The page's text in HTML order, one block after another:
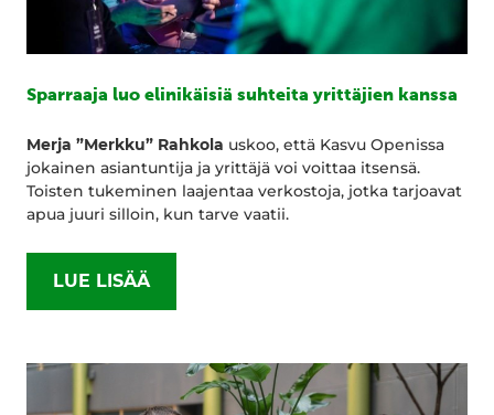
Sparraaja luo elinikäisiä suhteita yrittäjien kanssa
Merja ”Merkku” Rahkola uskoo, että Kasvu Openissa
jokainen asiantuntija ja yrittäjä voi voittaa itsensä.
Toisten tukeminen laajentaa verkostoja, jotka tarjoavat
apua juuri silloin, kun tarve vaatii.
LUE LISÄÄ